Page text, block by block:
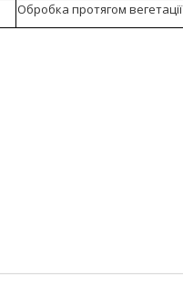
Обробка протягом вегетації